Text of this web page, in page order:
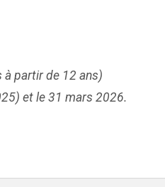
à partir de 12 ans)
et le 31 mars 2026.